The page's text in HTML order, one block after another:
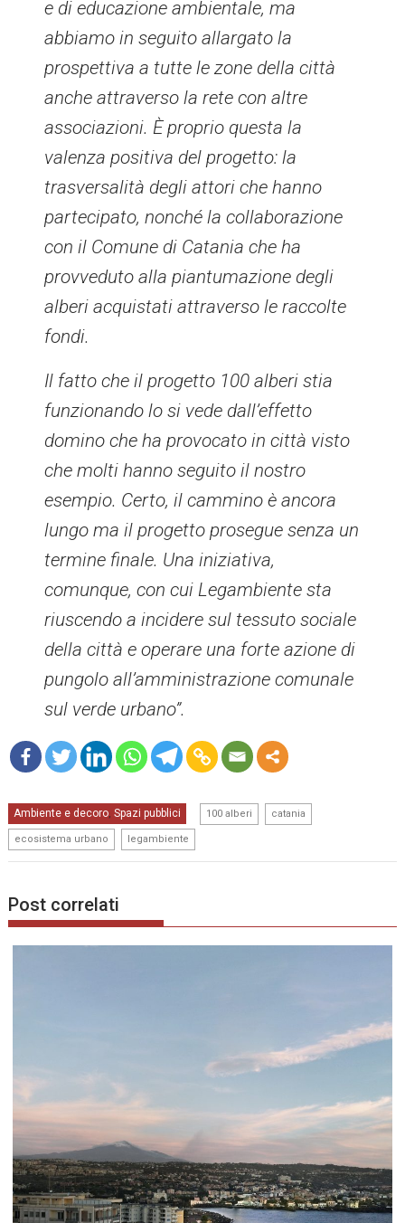
e di educazione ambientale, ma
abbiamo in seguito allargato la
prospettiva a tutte le zone della città
anche attraverso la rete con altre
associazioni. È proprio questa la
valenza positiva del progetto: la
trasversalità degli attori che hanno
partecipato, nonché la collaborazione
con il Comune di Catania che ha
provveduto alla piantumazione degli
alberi acquistati attraverso le raccolte
fondi.
Il fatto che il progetto 100 alberi stia
funzionando lo si vede dall’effetto
domino che ha provocato in città visto
che molti hanno seguito il nostro
esempio. Certo, il cammino è ancora
lungo ma il progetto prosegue senza un
termine finale. Una iniziativa,
comunque, con cui Legambiente sta
riuscendo a incidere sul tessuto sociale
della città e operare una forte azione di
pungolo all’amministrazione comunale
sul verde urbano”.
re
Ambiente e decoro,Spazi pubblici 100 alberi catania
ecosistema urbano legambiente
Post correlati